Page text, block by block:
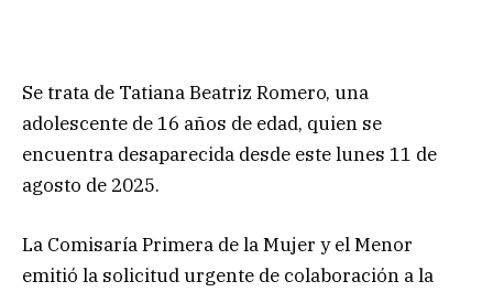
Se trata de Tatiana Beatriz Romero, una
adolescente de 16 años de edad, quien se
encuentra desaparecida desde este lunes 11 de
agosto de 2025.
La Comisaría Primera de la Mujer y el Menor
emitió la solicitud urgente de colaboración a la